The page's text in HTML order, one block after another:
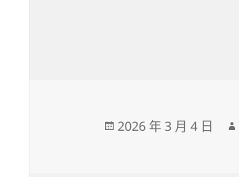
發
2026 年 3 月 4 日